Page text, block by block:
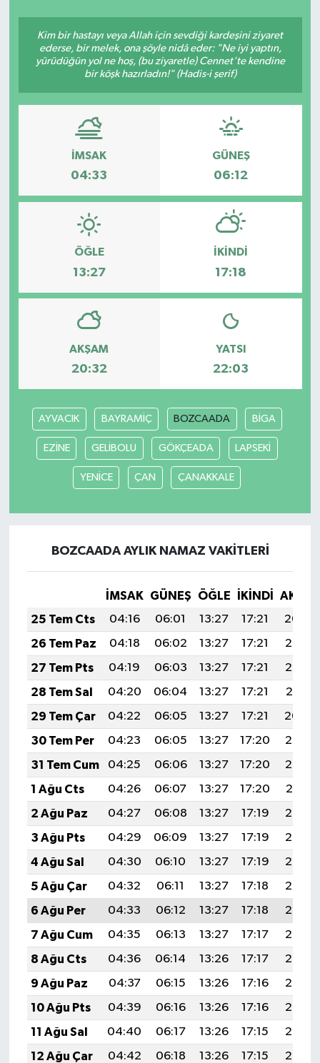
Kim bir hastayı veya Allah için sevdiği kardeşini ziyaret
ederse, bir melek, ona şöyle nidâ eder: "Ne iyi yaptın,
yürüdüğün yol ne hoş, (bu ziyaretle) Cennet'te kendine
bir köşk hazırladın!" (Hadis-i şerif)
İMSAK
04:33
GÜNEŞ
06:12
ÖĞLE
13:27
İKINDI
17:18
AKŞAM
20:32
YATSI
22:03
AYVACIK BAYRAMİÇ BOZCAADA BİGA
EZİNE GELİBOLU GÖKÇEADA LAPSEKİ
YENİCE ÇAN ÇANAKKALE
BOZCAADA AYLIK NAMAZ VAKITLERI
İMSAK GÜNEŞ ÖĞLE İKINDI
25 Tem Cts
04:16 06:01 13:27 17:21
20:44
26 Tem Paz
04:18 06:02 13:27 17:21
20:43
27 Tem Pts
04:19 06:03 13:27 17:21
20:42
28 Tem Sal
04:20 06:04 13:27 17:21
20:41
29 Tem Çar
04:22 06:05 13:27 17:21
20:40
30 Tem Per
04:23 06:05 13:27 17:20
20:39
31 Tem Cum
04:25 06:06 13:27 17:20
20:38
1 Ağu Cts
04:26 06:07 13:27 17:20
20:37
2 Ağu Paz
04:27 06:08 13:27 17:19
20:36
3 Ağu Pts
04:29 06:09 13:27 17:19
20:35
4 Ağu Sal
04:30 06:10 13:27 17:19
20:34
5 Ağu Çar
04:32 06:11 13:27 17:18
20:33
6 Ağu Per
04:33 06:12 13:27 17:18
20:32
7 Ağu Cum
04:35 06:13 13:27 17:17
20:30
8 Ağu Cts
04:36 06:14 13:26 17:17
20:29
9 Ağu Paz
04:37 06:15 13:26 17:16
20:28
10 Ağu Pts
04:39 06:16 13:26 17:16
20:27
11 Ağu Sal
04:40 06:17 13:26 17:15
20:26
12 Ağu Çar
04:42 06:18 13:26 17:15
20:24
Spor
Türkiye